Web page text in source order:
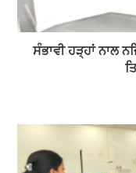
ਸੰਭਾਵੀ ਹੜ੍ਹਾਂ ਨਾਲ